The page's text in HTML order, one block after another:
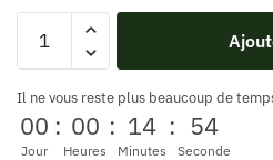
Il ne vous reste plus beaucoup de
00
Jour
: 00
Heures
: 14
Minutes
: 53
Seconde